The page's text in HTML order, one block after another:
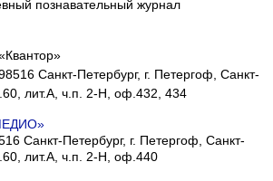
познавательный журнал
Санкт-Петербург, г. Петергоф, Санкт-
лит.А, ч.п. 2-Н, оф.432, 434
Санкт-Петербург, г. Петергоф, Санкт-
лит.А, ч.п. 2-Н, оф.440